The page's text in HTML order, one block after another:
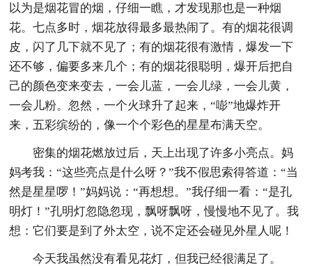
以为是烟花冒的烟，仔细一瞧，才发现那也是一种烟
花。七点多时，烟花放得最多最热闹了。有的烟花很调
皮，闪了几下就不见了；有的烟花很有激情，爆发一下
还不够，偏要多来几个；有的烟花很聪明，爆开后把自
己的颜色变来变去，一会儿蓝，一会儿绿，一会儿黄，
一会儿粉。忽然，一个火球升了起来，“嘭”地爆炸开
来，五彩缤纷的，像一个个彩色的星星布满天空。
密集的烟花燃放过后，天上出现了许多小亮点。妈
妈考我：“这些亮点是什么呀？”我不假思索得答道：“当
然是星星啰！”妈妈说：“再想想。”我仔细一看：“是孔
明灯！”孔明灯忽隐忽现，飘呀飘呀，慢慢地不见了。我
想：它们要是到了外太空，说不定还会碰见外星人呢！
今天我虽然没有看见花灯，但我已经很满足了。